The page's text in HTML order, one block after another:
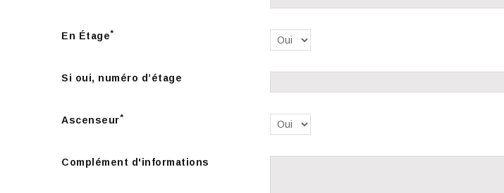
En Étage*
Si oui, numéro d’étage
Ascenseur*
Complément d'informations